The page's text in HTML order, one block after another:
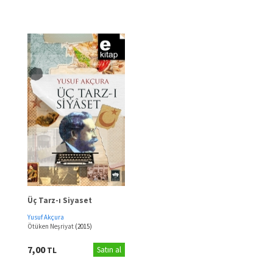
Üç Tarz-ı Siyaset
Yusuf Akçura
Ötüken Neşriyat (2015)
7,00TL Satın al